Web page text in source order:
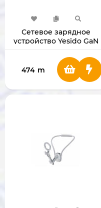
Сетевое зарядное
устройство Yesido GaN
QC, PPS, SCP)
474 m